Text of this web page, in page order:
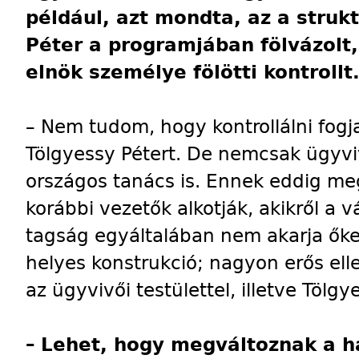
például, azt mondta, az a
Péter a programjában
elnök személye fölötti kontrollt.
– Nem tudom, hogy kontrollálni
Tölgyessy Pétert. De nemcsak
országos tanács is. Ennek eddig
korábbi vezetők alkotják, akikről a
tagság egyáltalában nem akarja
helyes konstrukció; nagyon erős
az ügyvivői testülettel, illetve
– Lehet, hogy megváltoznak a